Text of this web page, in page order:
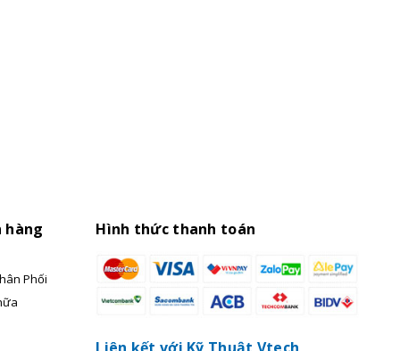
hàng
Phối
Hình thức thanh toán